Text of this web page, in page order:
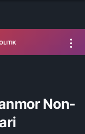
Non-